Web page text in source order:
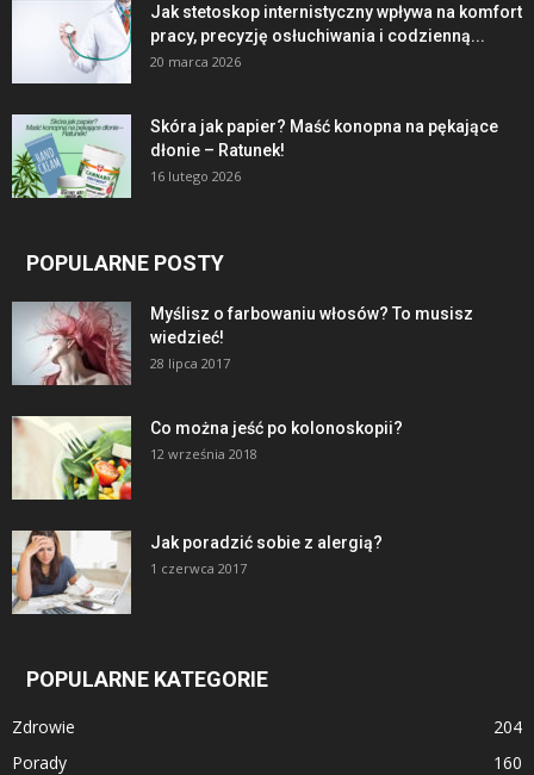
Jak stetoskop internistyczny wpływa na komfort
pracy, precyzję osłuchiwania i codzienną...
20 marca 2026
Skóra jak papier? Maść konopna na pękające
dłonie – Ratunek!
16 lutego 2026
POPULARNE POSTY
Myślisz o farbowaniu włosów? To musisz
wiedzieć!
28 lipca 2017
Co można jeść po kolonoskopii?
12 września 2018
Jak poradzić sobie z alergią?
1 czerwca 2017
POPULARNE KATEGORIE
Zdrowie
204
Porady
160